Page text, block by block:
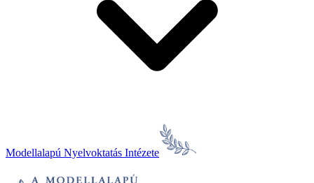
Modellalapú Nyelvoktatás Intézete